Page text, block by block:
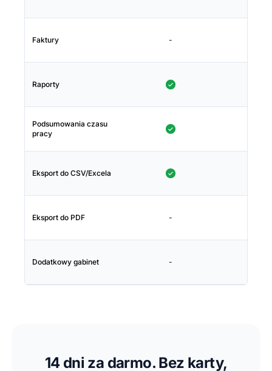
Faktury
Raporty
Podsumowania czasu
pracy
Eksport do CSV/Excela
Eksport do PDF
Dodatkowy gabinet
-
-
-
14 dni za darmo. Bez karty,